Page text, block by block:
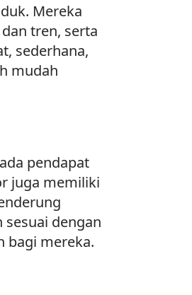
Mereka
tren, serta
sederhana,
mudah
pendapat
juga memiliki
dengan
bagi mereka.